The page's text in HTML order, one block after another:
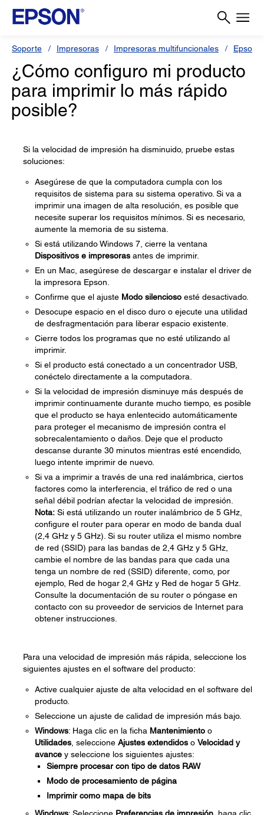
Soporte Impresoras Impresoras multifuncionales Epson L
¿Cómo configuro mi producto
para imprimir lo más rápido
posible?
Si la velocidad de impresión ha disminuido, pruebe estas
soluciones:
Asegúrese de que la computadora cumpla con los
requisitos de sistema para su sistema operativo. Si va a
imprimir una imagen de alta resolución, es posible que
necesite superar los requisitos mínimos. Si es necesario,
aumente la memoria de su sistema.
Si está utilizando Windows 7, cierre la ventana
Dispositivos e impresoras antes de imprimir.
En un Mac, asegúrese de descargar e instalar el driver de
la impresora Epson.
Confirme que el ajuste Modo silencioso esté desactivado.
Desocupe espacio en el disco duro o ejecute una utilidad
de desfragmentación para liberar espacio existente.
Cierre todos los programas que no esté utilizando al
imprimir.
Si el producto está conectado a un concentrador USB,
conéctelo directamente a la computadora.
Si la velocidad de impresión disminuye más después de
imprimir continuamente durante mucho tiempo, es posible
que el producto se haya enlentecido automáticamente
para proteger el mecanismo de impresión contra el
sobrecalentamiento o daños. Deje que el producto
descanse durante 30 minutos mientras esté encendido,
luego intente imprimir de nuevo.
Si va a imprimir a través de una red inalámbrica, ciertos
factores como la interferencia, el tráfico de red o una
señal débil podrían afectar la velocidad de impresión.
Nota: Si está utilizando un router inalámbrico de 5 GHz,
configure el router para operar en modo de banda dual
(2,4 GHz y 5 GHz). Si su router utiliza el mismo nombre
de red (SSID) para las bandas de 2,4 GHz y 5 GHz,
cambie el nombre de las bandas para que cada una
tenga un nombre de red (SSID) diferente, como, por
ejemplo, Red de hogar 2,4 GHz y Red de hogar 5 GHz.
Consulte la documentación de su router o póngase en
contacto con su proveedor de servicios de Internet para
obtener instrucciones.
Para una velocidad de impresión más rápida, seleccione los
siguientes ajustes en el software del producto:
Active cualquier ajuste de alta velocidad en el software del
producto.
Seleccione un ajuste de calidad de impresión más bajo.
Windows: Haga clic en la ficha Mantenimiento o
Utilidades , seleccione Ajustes extendidos o Velocidad y
avance y seleccione los siguientes ajustes:
Siempre procesar con tipo de datos RAW
Modo de procesamiento de página
Imprimir como mapa de bits